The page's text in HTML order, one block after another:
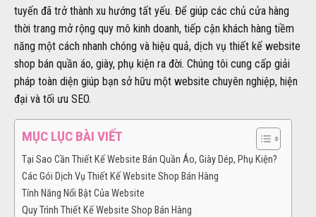
tuyến đã trở thành xu hướng tất yếu. Để giúp các chủ cửa hàng
thời trang mở rộng quy mô kinh doanh, tiếp cận khách hàng tiềm
năng một cách nhanh chóng và hiệu quả, dịch vụ thiết kế website
shop bán quần áo, giày, phụ kiện ra đời. Chúng tôi cung cấp giải
pháp toàn diện giúp bạn sở hữu một website chuyên nghiệp, hiện
đại và tối ưu SEO.
MỤC LỤC BÀI VIẾT
Tại Sao Cần Thiết Kế Website Bán Quần Áo, Giày Dép, Phụ Kiện?
Các Gói Dịch Vụ Thiết Kế Website Shop Bán Hàng
Tính Năng Nổi Bật Của Website
Quy Trình Thiết Kế Website Shop Bán Hàng